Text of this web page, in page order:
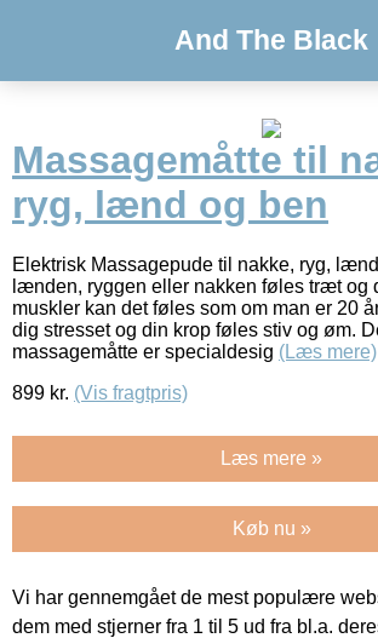
And The Black
Massagemåtte til
ryg, lænd og ben
Elektrisk Massagepude til nakke, ryg,
lænden, ryggen eller nakken føles træt og
muskler kan det føles som om man er 20
dig stresset og din krop føles stiv og øm.
massagemåtte er specialdesig (Læs mere)
899 kr. (Vis fragtpris)
Læs mere »
Køb nu »
Vi har gennemgået de mest populære
dem med stjerner fra 1 til 5 ud fra bl.a.